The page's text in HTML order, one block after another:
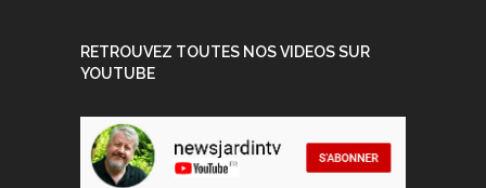
RETROUVEZ TOUTES NOS VIDEOS SUR
YOUTUBE